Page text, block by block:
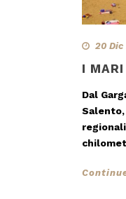
20 Dic
I
Dal